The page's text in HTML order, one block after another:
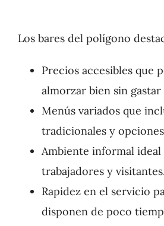
Los bares del polígono
Precios accesibles que
almorzar bien sin
Menús variados que
tradicionales y
Ambiente informal ideal
trabajadores y
Rapidez en el servicio
disponen de poco